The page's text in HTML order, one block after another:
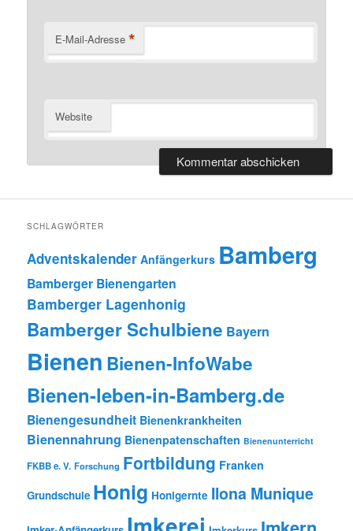
E-Mail-Adresse *
Website
SCHLAGWÖRTER
Adventskalender Anfängerkurs Bamberg
Bamberger Bienengarten
Bamberger Lagenhonig
Bamberger Schulbiene Bayern
Bienen Bienen-InfoWabe
Bienen-leben-in-Bamberg.de
Bienengesundheit Bienenkrankheiten
Bienennahrung Bienenpatenschaften Bienenunterricht
FKBB e. V. Forschung Fortbildung Franken
Grundschule Honig Honigernte Ilona Munique